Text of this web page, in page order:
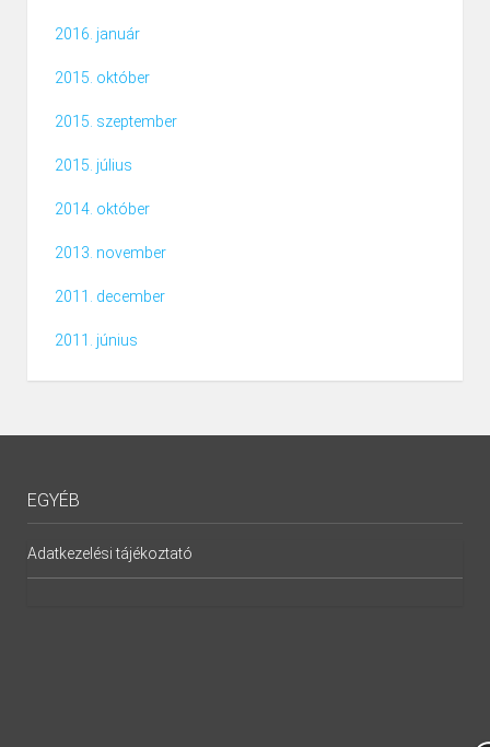
2016. január
2015. október
2015. szeptember
2015. július
2014. október
2013. november
2011. december
2011. június
EGYÉB
Adatkezelési tájékoztató